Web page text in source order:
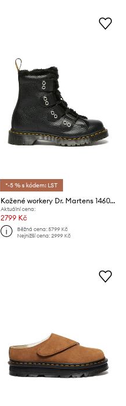
*-5 % s kódem: LST
Kožené workery Dr. Martens 1460 LTT Fur Lined
Aktuální cena:
2799 Kč
Běžná cena:5799 Kč
Nejnižší cena:2999 Kč